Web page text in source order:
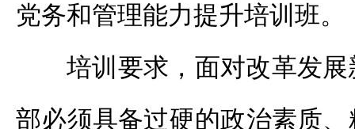
党务和管理能力提升培训班。
培训要求，面对改革发
部必须具备过硬的政治素质